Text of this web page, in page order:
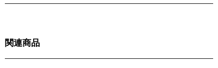
関連商品